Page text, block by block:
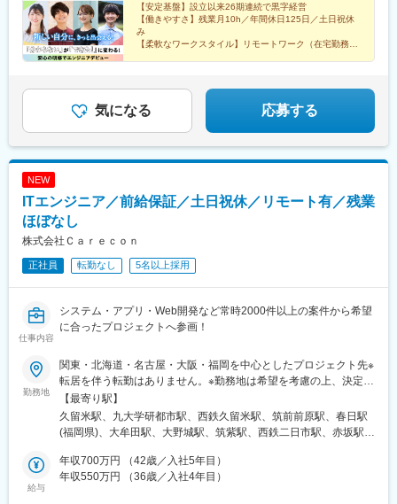
※上記月給に残業代は含みません、残業代は別途全額支給いたしま
す※これまでの経験・スキルを考慮して優遇いたします【年収例】
年収550万円／30歳・アソシエイトマネージャー職／経験3年年収
700万円／35歳・マネージャー職／経験5年年収800万円／40歳・
ネージャー職／経験15年
【安定基盤】設立以来26期連続で黒字経営
【働きやすさ】残業月10h／年間休日125日／土日祝休
み
【柔軟なワークスタイル】リモートワーク（在宅勤務）
気になる 応募する
NEW
ITエンジニア／前給保証／土日祝休／リモート有／残業
ほぼなし
株式会社Ｃａｒｅｃｏｎ
正社員 転勤なし 5名以上採用
仕事内容
システム・アプリ・Web開発など常時2000件以上の案件から希望
に合ったプロジェクトへ参画！
勤務地
関東・北海道・名古屋・大阪・福岡を中心としたプロジェクト先※
転居を伴う転勤はありません。※勤務地は希望を考慮の上、決定い
たします。【本社】東京都渋谷区渋谷2-22-3 渋谷東口ビル3階＜
アクセス＞JR・私鉄・メトロ各線「渋谷駅」より徒歩3分＼
POINT. ／当社は全国どこからでも受け入れ可能！都心にシェアハ
【最寄り駅】
久留米駅、九大学研都市駅、西鉄久留米駅、筑前前原駅、春日駅
(福岡県)、大牟田駅、大野城駅、筑紫駅、西鉄二日市駅、赤坂駅
多駅、九州工大前駅、下曽根駅、旦過駅、小倉駅(福岡県)、今池駅
(福岡県)、スペースワールド駅、ささしまライブ駅、三河安城駅、
給与
年収700万円 （42歳／入社5年目）
年収550万円 （36歳／入社4年目）